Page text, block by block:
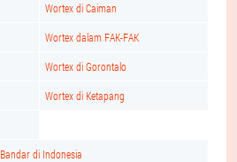
Wortex di Caiman
Wortex dalam FAK-FAK
Wortex di Gorontalo
Wortex di Ketapang
Bandar di Indonesia